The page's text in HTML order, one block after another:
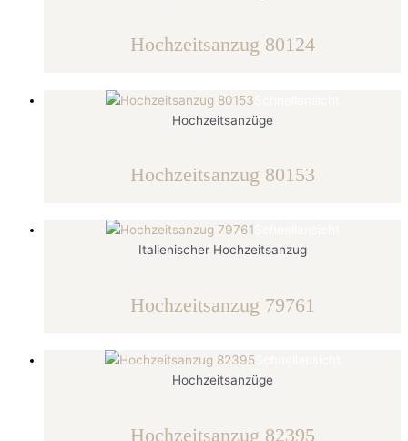
Hochzeitsanzug 80124
Hochzeitsanzüge
Hochzeitsanzug 80153
Italienischer Hochzeitsanzug
Hochzeitsanzug 79761
Schnellansicht
Hochzeitsanzüge
Hochzeitsanzug 82395